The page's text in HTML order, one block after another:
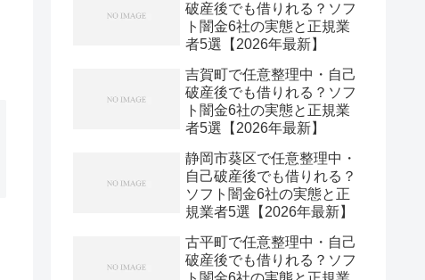
破産後でも借りれる？ソフ
ト闇金6社の実態と正規業
者5選【2026年最新】
吉賀町で任意整理中・自己
破産後でも借りれる？ソフ
ト闇金6社の実態と正規業
者5選【2026年最新】
静岡市葵区で任意整理中・
自己破産後でも借りれる？
ソフト闇金6社の実態と正
規業者5選【2026年最新】
古平町で任意整理中・自己
破産後でも借りれる？ソフ